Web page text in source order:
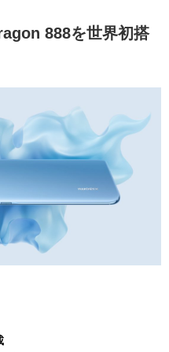
888を世界初搭